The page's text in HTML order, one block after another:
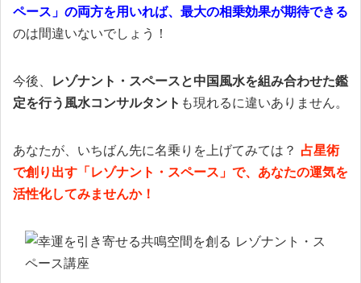
ペース」の両方を用いれば、最大の相乗効果が期待できる
のは間違いないでしょう！
今後、 レゾナント・スペースと中国風水を組み合わせた鑑
定を行う風水コンサルタント も現れるに違いありません。
あなたが、いちばん先に名乗りを上げてみては？ 占星術
で創り出す「レゾナント・スペース」で、あなたの運気を
活性化してみませんか！